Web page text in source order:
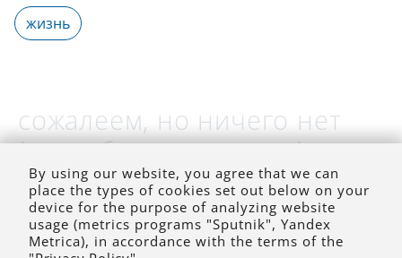
жизнь
сожалеем, но ничего нет
(на выбранное время)
By using our website, you agree that we can
place the types of cookies set out below on your
device for the purpose of analyzing website
usage (metrics programs "Sputnik", Yandex
Metrica), in accordance with the terms of the